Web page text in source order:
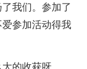
我们。参加了
参加活动得我